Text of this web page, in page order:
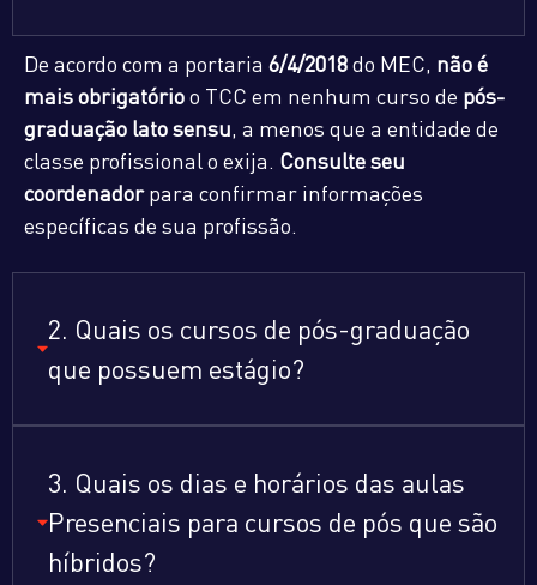
De acordo com a portaria 6/4/2018do MEC, não é
mais obrigatórioo TCC em nenhum curso de pós-
graduação lato sensu, a menos que a entidade de
classe profissional o exija. Consulte seu
coordenadorpara confirmar informações
específicas de sua profissão.
2. Quais os cursos de pós-graduação
que possuem estágio?
3. Quais os dias e horários das aulas
Presenciais para cursos de pós que são
híbridos?